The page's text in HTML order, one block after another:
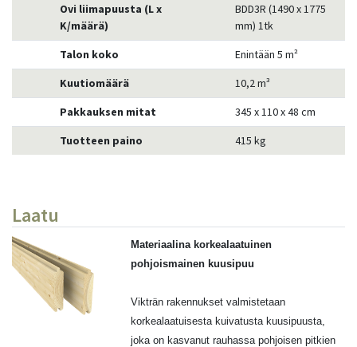
Laatu
Materiaalina korkealaatuinen
pohjoismainen kuusipuu
Vikträn rakennukset valmistetaan
korkealaatuisesta kuivatusta kuusipuusta,
joka on kasvanut rauhassa pohjoisen pitkien
Ovi liimapuusta (L x
K/määrä)
BDD3R (1490 x 1775
mm) 1tk
Talon koko
Enintään 5 m²
Kuutiomäärä
10,2 m³
Pakkauksen mitat
345 x 110 x 48 cm
Tuotteen paino
415 kg